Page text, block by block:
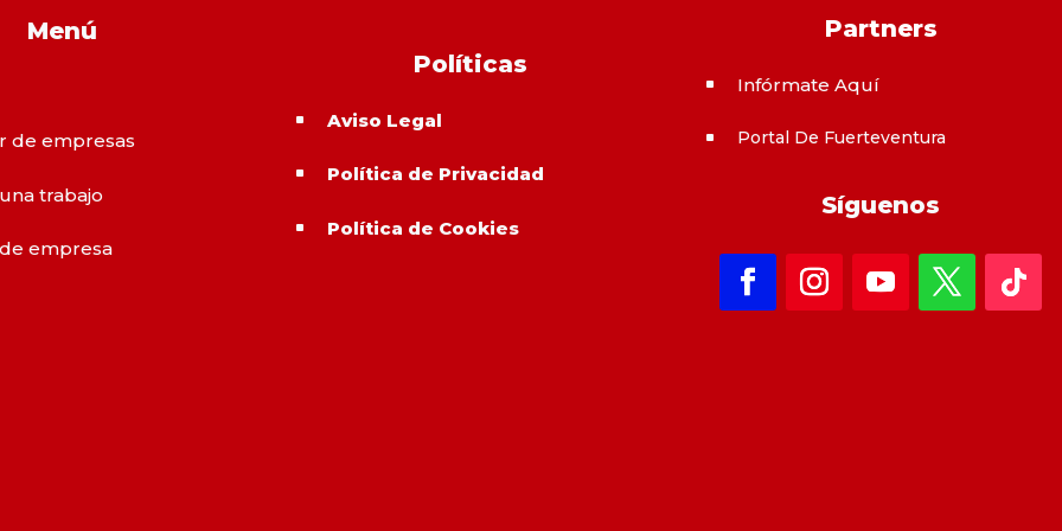
Menú
de empresas
trabajo
empresa
Políticas
^ Aviso Legal
^ Política de Privacidad
^ Política de Cookies
Partners
^ Infórmate Aquí
^ Portal De Fuerteventura
Síguenos